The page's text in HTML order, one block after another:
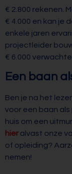
€ 2.800 rekenen.
€ 4.000 en kan je
enkele jaren
projectleider
€ 6.000
Een baan
Ben je na het
voor een baan als
huis om een
hieralvast onze
of opleiding?
nemen!